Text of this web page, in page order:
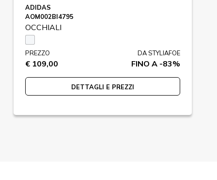
ADIDAS
AOM002BI4795
OCCHIALI
PREZZO
€ 109,00
DA STYLIAFOE
FINO A -83%
DETTAGLI E PREZZI